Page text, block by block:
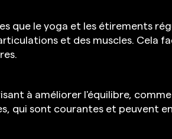
que le yoga et les étirements
et des muscles. Cela
à améliorer l'équilibre,
qui sont courantes et peuvent